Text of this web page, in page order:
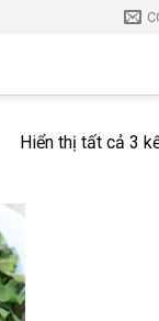
Hiển thị tất cả 3